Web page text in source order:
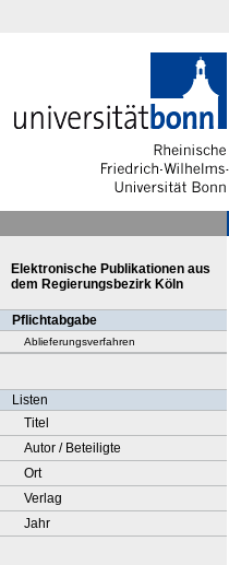
Elektronische Publikationen aus
dem Regierungsbezirk Köln
Pflichtabgabe
Ablieferungsverfahren
Listen
Titel
Autor / Beteiligte
Ort
Verlag
Jahr